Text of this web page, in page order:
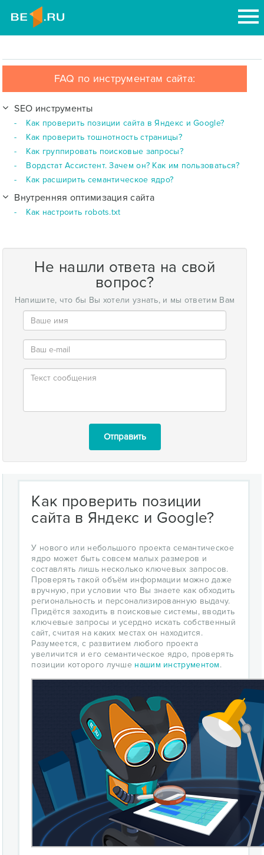
FAQ по инструментам сайта:
SEO инструменты
Как проверить позиции сайта в Яндекс и Google?
Как проверить тошнотность страницы?
Как группировать поисковые запросы?
Вордстат Ассистент. Зачем он? Как им пользоваться?
Как расширить семантическое ядро?
Внутренняя оптимизация сайта
Как настроить robots.txt
Не нашли ответа на свой
вопрос?
Напишите, что бы Вы хотели узнать, и мы ответим Вам
Отправить
Как проверить позиции
сайта в Яндекс и Google?
У нового или небольшого проекта семантическое
ядро может быть совсем малых размеров и
составлять лишь несколько ключевых запросов.
Проверять такой объём информации можно даже
вручную, при условии что Вы знаете как обходить
региональность и персонализированную выдачу.
Придётся заходить в поисковые системы, вводить
ключевые запросы и усердно искать собственный
сайт, считая на каких местах он находится.
Разумеется, с развитием любого проекта
увеличится и его семантическое ядро, проверять
позиции которого лучше нашим инструментом.